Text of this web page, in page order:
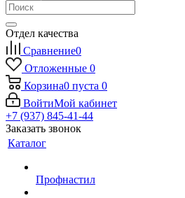
Отдел качества
Сравнение0
Отложенные 0
Корзина0 пуста 0
ВойтиМой кабинет
+7 (937) 845-41-44
Заказать звонок
Каталог
Профнастил